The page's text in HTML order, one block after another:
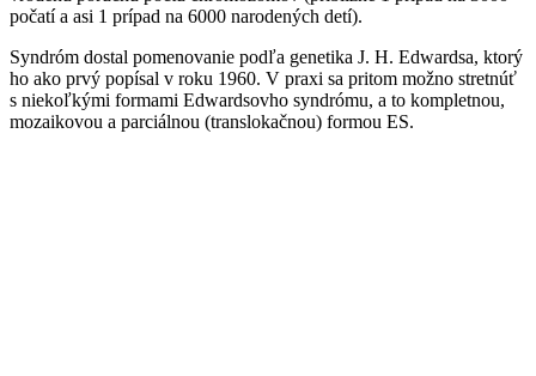
počatí a asi 1 prípad na 6000 narodených detí).
Syndróm dostal pomenovanie podľa genetika J. H. Edwardsa, ktorý
ho ako prvý popísal v roku 1960. V praxi sa pritom možno stretnúť
s niekoľkými formami Edwardsovho syndrómu, a to kompletnou,
mozaikovou a parciálnou (translokačnou) formou ES.